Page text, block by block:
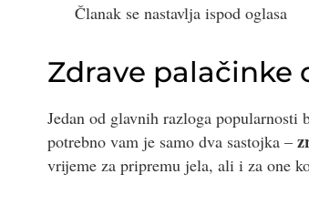
Članak se nastavlja ispod oglasa
Zdrave palačinke
Jedan od glavnih razloga
potrebno vam je samo dva sastojka –
vrijeme za pripremu jela, ali i za one